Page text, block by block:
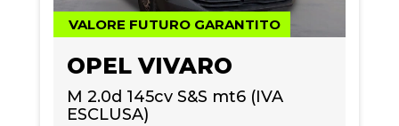
VALORE FUTURO GARANTITO
OPEL VIVARO
M 2.0d 145cv S&S mt6 (IVA
ESCLUSA)